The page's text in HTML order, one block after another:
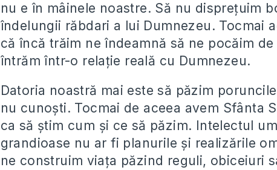
nu e în mâinele noastre. Să nu disprețuim
îndelungii răbdari a lui Dumnezeu. Tocmai
că încă trăim ne îndeamnă să ne pocăim
întrăm într-o relație reală cu Dumnezeu.
Datoria noastră mai este să păzim
nu cunoști. Tocmai de aceea avem Sfânta
ca să știm cum și ce să păzim. Intelectul
grandioase nu ar fi planurile și realizările
ne construim viața păzind reguli, obiceiuri